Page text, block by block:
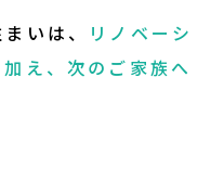
いは、
リノベーシ
え、次のご家族へ